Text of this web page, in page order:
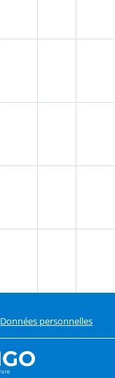
Données personnelles